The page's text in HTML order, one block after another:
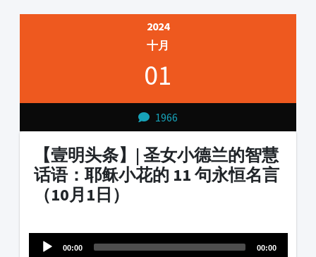
2024
十月
01
1966
【壹明头条】| 圣女小德兰的智慧
话语：耶稣小花的 11 句永恒名言
（10月1日）
Player
00:00 00:00